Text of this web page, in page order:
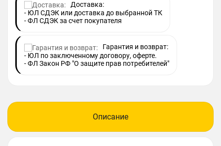
Доставка:
- ЮЛ СДЭК или доставка до выбранной ТК
- ФЛ СДЭК за счет покупателя
Гарантия и возврат:
- ЮЛ по заключенному договору, оферте.
- ФЛ Закон РФ "О защите прав потребителей"
Описание